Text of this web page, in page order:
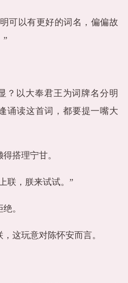
可以有更好的词名，偏偏故
”
？以大奉君王为词牌名分明
诵读这首词，都要提一嘴大
搭理宁甘。
联，朕来试试。”
。
这玩意对陈怀安而言。